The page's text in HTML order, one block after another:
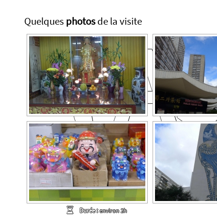
Durée :environ 2h
Quelques photosde la visite